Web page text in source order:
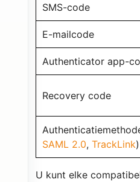
SMS-code
E-mailcode
Authenticator app-
Recovery code
SAML 2.0, TrackLink)
U kunt elke